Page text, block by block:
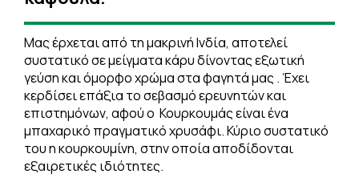
Μας έρχεται από τη μακρινή Ινδία, αποτελεί
συστατικό σε μείγματα κάρυ δίνοντας εξωτική
γεύση και όμορφο χρώμα στα φαγητά μας . Έχει
κερδίσει επάξια το σεβασμό ερευνητών και
επιστημόνων, αφού ο Κουρκουμάς είναι ένα
μπαχαρικό πραγματικό χρυσάφι. Κύριο συστατικό
του η κουρκουμίνη, στην οποία αποδίδονται
εξαιρετικές ιδιότητες.